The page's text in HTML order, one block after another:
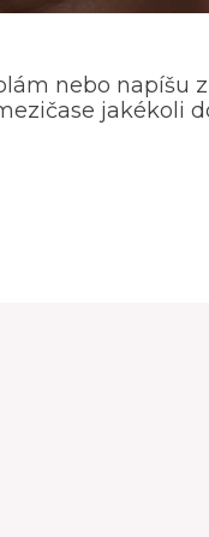
nebo napíšu
jakékoli